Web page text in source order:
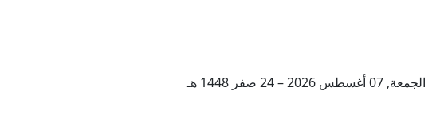
الجمعة, 07 أغسطس 2026 – 24 صفر 1448 هـ